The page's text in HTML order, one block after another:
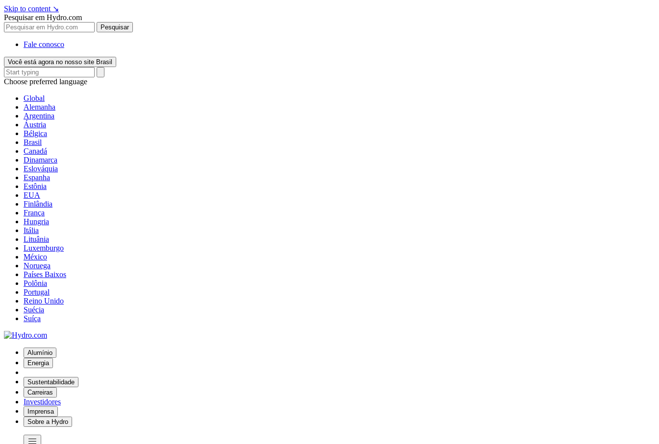
Skip to content ↘
Pesquisar em Hydro.com
Pesquisar
Fale conosco
Você está agora no nosso site Brasil
Choose preferred language
Global
Alemanha
Argentina
Áustria
Bélgica
Brasil
Canadá
Dinamarca
Eslováquia
Espanha
Estônia
EUA
Finlândia
França
Hungria
Itália
Lituânia
Luxemburgo
México
Noruega
Países Baixos
Polônia
Portugal
Reino Unido
Suécia
Suíça
Alumínio
Energia
Sustentabilidade
Carreiras
Investidores
Imprensa
Sobre a Hydro